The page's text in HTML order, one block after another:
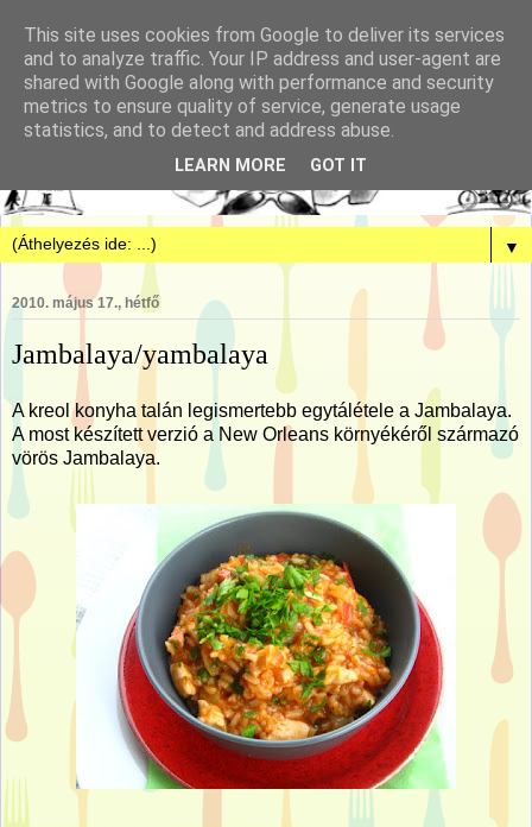
▼
2010. május 17., hétfő
Jambalaya/yambalaya
A kreol konyha talán legismertebb egytálétele a Jambalaya.
A most készített verzió a New Orleans környékéről származó
vörös Jambalaya.
This site uses cookies from Google to deliver its services
and to analyze traffic. Your IP address and user-agent are
shared with Google along with performance and security
metrics to ensure quality of service, generate usage
statistics, and to detect and address abuse.
LEARN MORE GOT IT